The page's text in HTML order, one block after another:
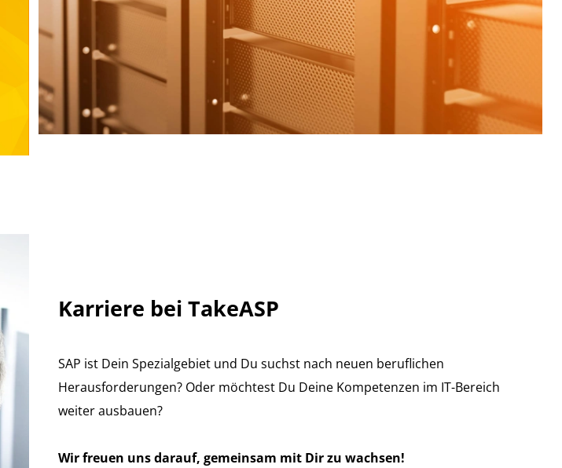
Karriere bei TakeASP
SAP ist Dein Spezialgebiet und Du suchst nach neuen beruflichen
Herausforderungen? Oder möchtest Du Deine Kompetenzen im IT-Bereich
weiter ausbauen?
Wir freuen uns darauf, gemeinsam mit Dir zu wachsen!